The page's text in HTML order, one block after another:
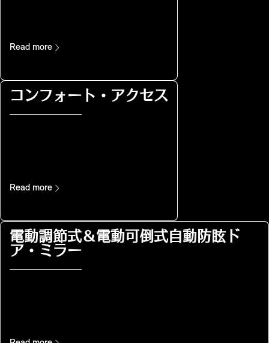
Read more
コンフォート・アクセス
Read more
電動調節式＆電動可倒式自動防眩ド
ア・ミラー